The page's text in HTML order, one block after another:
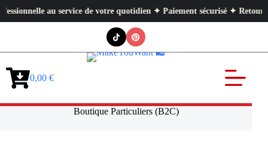
au service de votre quotidien ✦ Paiement sécurisé ✦ Retours faciles
Panier0,00 €
Boutique Particuliers (B2C)